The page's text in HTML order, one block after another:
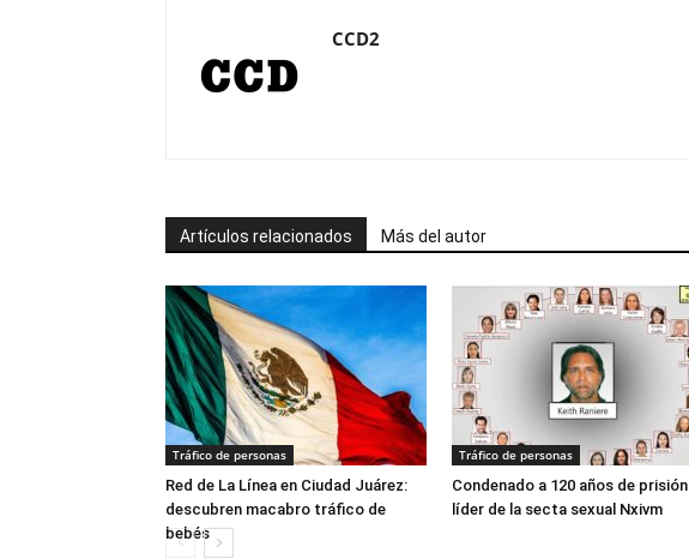
CCD2
Artículos relacionados Más del autor
Tráfico de personas
Red de La Línea en Ciudad Juárez:
descubren macabro tráfico de
bebés
Tráfico de personas
Condenado a 120 años de prisión
líder de la secta sexual Nxivm